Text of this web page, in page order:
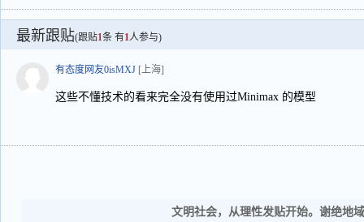
最新跟贴(跟贴1条 有1人参与)
有态度网友0isMXJ [上海]
这些不懂技术的看来完全没有使用过Minimax 的模型
文明社会，从理性发贴开始。谢绝地